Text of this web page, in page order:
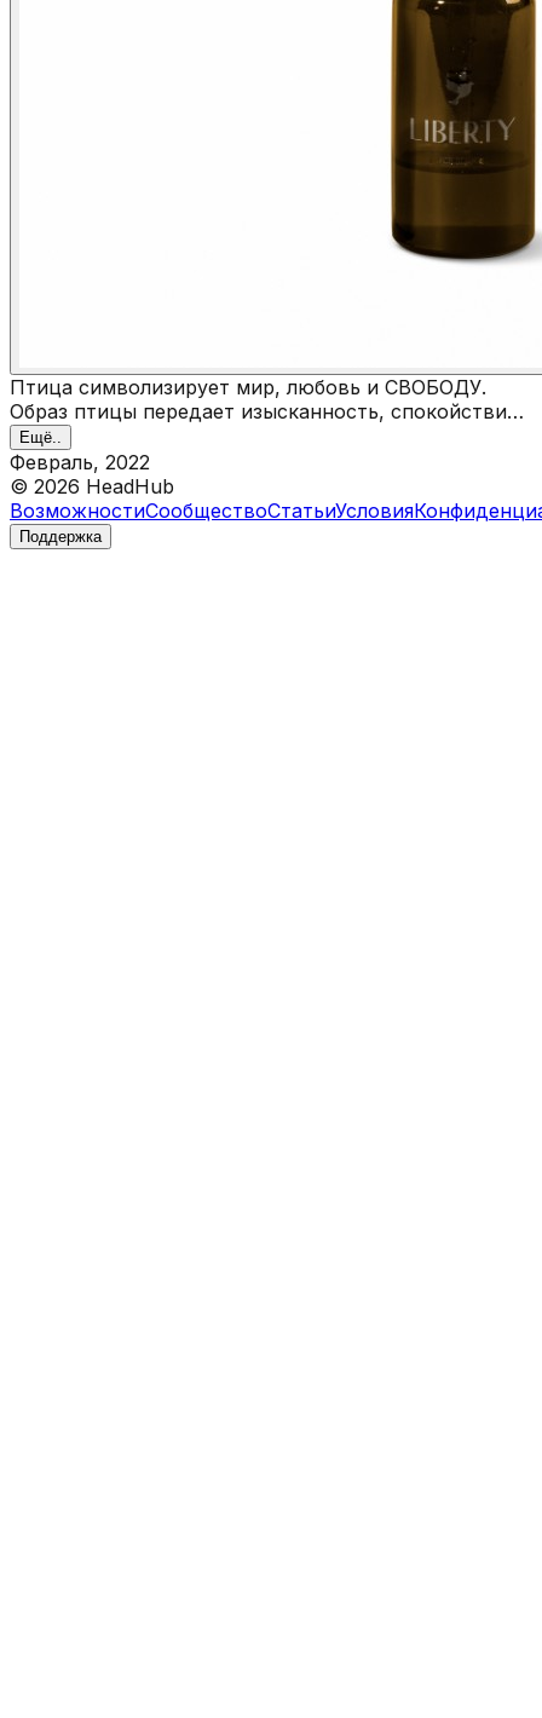
Птица символизирует мир, любовь и СВОБОДУ.
Образ птицы передает изысканность, спокойствие,
независимость, красоту и гармонию. Прямые линии
в выбранном шрифте говорят о стабильности,
амбициях и постоянстве.
Ещё..
Февраль, 2022
© 2026 HeadHub
ВозможностиСообществоСтатьиУсловия
Поддержка